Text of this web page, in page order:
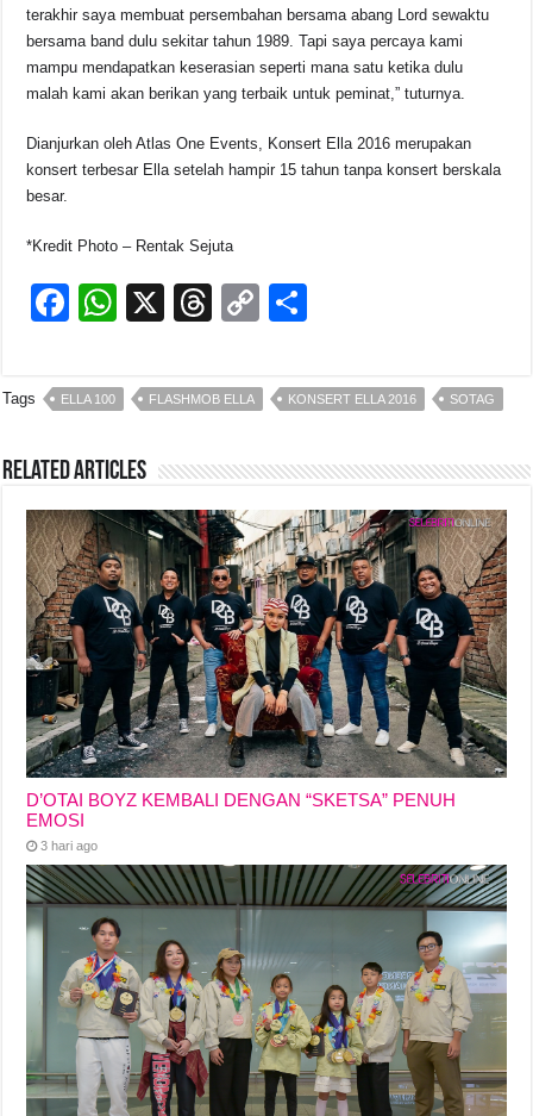
terakhir saya membuat persembahan bersama abang Lord sewaktu
bersama band dulu sekitar tahun 1989. Tapi saya percaya kami
mampu mendapatkan keserasian seperti mana satu ketika dulu
malah kami akan berikan yang terbaik untuk peminat,” tuturnya.
Dianjurkan oleh Atlas One Events, Konsert Ella 2016 merupakan
konsert terbesar Ella setelah hampir 15 tahun tanpa konsert berskala
besar.
*Kredit Photo – Rentak Sejuta
F
c
e
b
o
o
k
W
at
s
A
p
p
X
T
e
a
d
s
C
p
y
Li
n
k
ar
e
Tags ELLA 100 FLASHMOB ELLA KONSERT ELLA 2016 SOTAG
Related Articles
D’OTAI BOYZ KEMBALI DENGAN “SKETSA” PENUH
EMOSI
3 hari ago